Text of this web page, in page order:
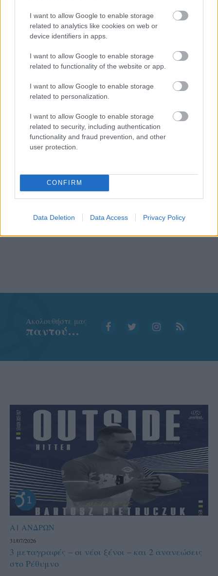
I want to allow Google to enable storage
related to analytics like cookies on web or
device identifiers in apps.
I want to allow Google to enable storage
related to functionality of the website or app.
I want to allow Google to enable storage
related to personalization.
I want to allow Google to enable storage
related to security, including authentication
functionality and fraud prevention, and other
user protection.
CONFIRM
Data Deletion Data Access Privacy Policy
Aκολουθήστε μας
παντού…
Α1 ΑΝΔΡΩΝ
31/07/2026
3 μεταγραφές – οι νέοι ξένοι – και 2 ανανεώσεις
στο Ρέθυμνο